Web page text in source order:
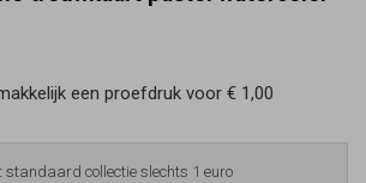
een proefdruk voor € 1,00
standaard collectie slechts 1 euro